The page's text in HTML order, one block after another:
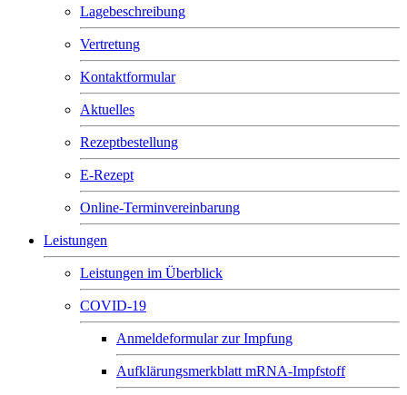
Lagebeschreibung
Vertretung
Kontaktformular
Aktuelles
Rezeptbestellung
E-Rezept
Online-Terminvereinbarung
Leistungen
Leistungen im Überblick
COVID-19
Anmeldeformular zur Impfung
Aufklärungsmerkblatt mRNA-Impfstoff